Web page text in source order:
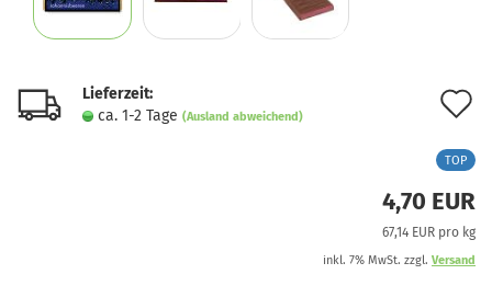
Lieferzeit:
ca. 1-2 Tage (Ausland abweichend)
TOP
4,70 EUR
67,14 EUR pro kg
inkl. 7% MwSt. zzgl. Versand